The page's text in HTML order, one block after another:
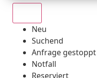
Neu
Suchend
Anfrage gestoppt
Notfall
Reserviert